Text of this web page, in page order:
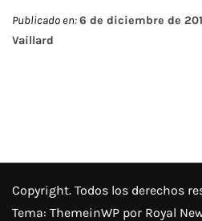
Publicado en:6 de diciembre de
Vaillard
Copyright. Todos los derechos
Tema: ThemeinWP por Royal